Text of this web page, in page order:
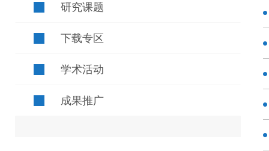
研究课题
下载专区
学术活动
成果推广